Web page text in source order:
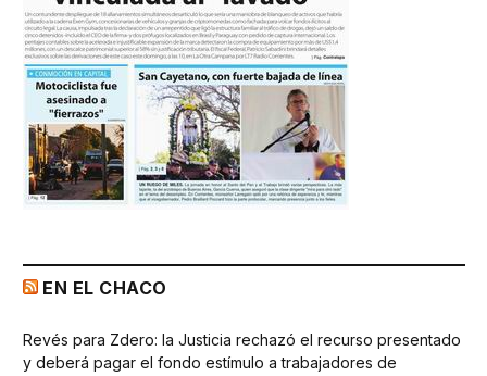
EN EL CHACO
Revés para Zdero: la Justicia rechazó el recurso presentado
y deberá pagar el fondo estímulo a trabajadores de